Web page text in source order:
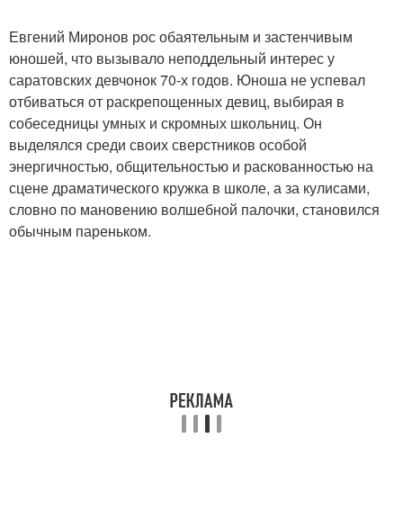
Евгений Миронов рос обаятельным и застенчивым
юношей, что вызывало неподдельный интерес у
саратовских девчонок 70-х годов. Юноша не успевал
отбиваться от раскрепощенных девиц, выбирая в
собеседницы умных и скромных школьниц. Он
выделялся среди своих сверстников особой
энергичностью, общительностью и раскованностью на
сцене драматического кружка в школе, а за кулисами,
словно по мановению волшебной палочки, становился
обычным пареньком.